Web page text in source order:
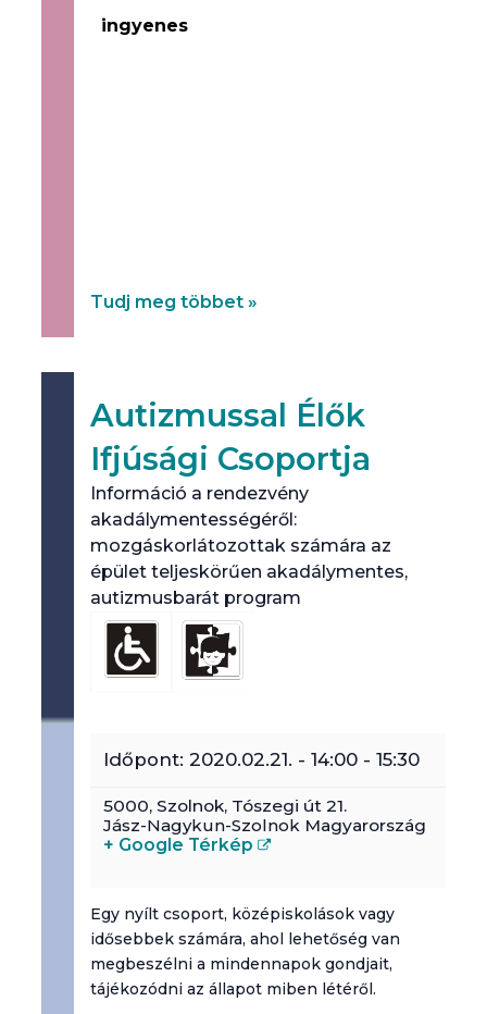
ingyenes
Tudj meg többet »
Autizmussal Élők
Ifjúsági Csoportja
Információ a rendezvény
akadálymentességéről:
mozgáskorlátozottak számára az
épület teljeskörűen akadálymentes,
autizmusbarát program
Időpont: 2020.02.21. - 14:00- 15:30
5000, Szolnok, Tószegi út 21.
Jász-Nagykun-Szolnok Magyarország
+ Google Térkép
Egy nyílt csoport, középiskolások vagy
idősebbek számára, ahol lehetőség van
megbeszélni a mindennapok gondjait,
tájékozódni az állapot miben létéről.